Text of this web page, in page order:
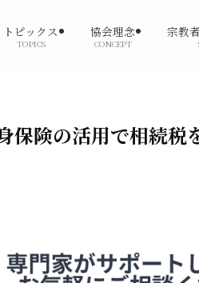
トピックス
TOPICS
協会理念
CONCEPT
宗教
保険の活用で相続税